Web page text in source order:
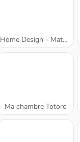
Home Design - Match 3
Ma chambre Totoro